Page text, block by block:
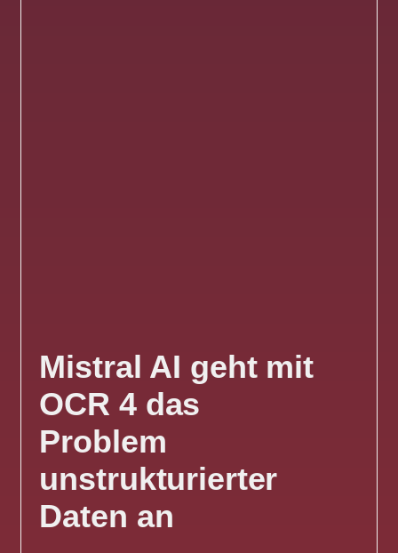
Mistral AI geht mit
OCR 4 das
Problem
unstrukturierter
Daten an